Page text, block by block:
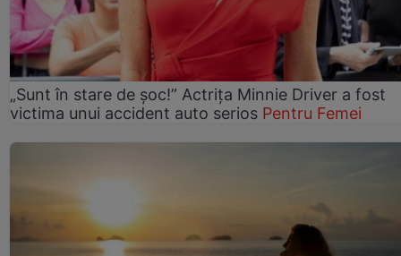
„Sunt în stare de șoc!” Actrița Minnie Driver a fost
victima unui accident auto serios Pentru Femei